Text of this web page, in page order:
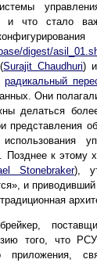
что стало
digest/
Surajit Chaudhuri)
радикальный
Они
делаться
представления
Позднее к этому
Stonebraker),
и приводивший
того, что
приложения,